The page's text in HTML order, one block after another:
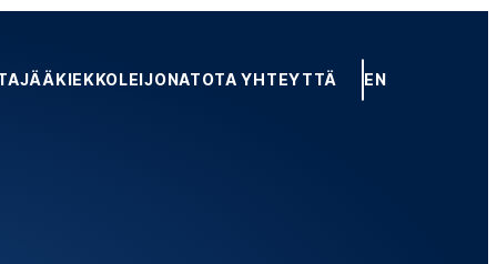
JÄÄKIEKKOLEIJONATOTA YHTEYTTÄ EN